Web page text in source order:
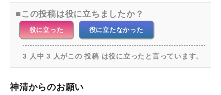
この投稿は役に立ちましたか？
役に立った 役に立たなかった
3 人中 3 人がこの 投稿 は役に立ったと言っています。
神清からのお願い